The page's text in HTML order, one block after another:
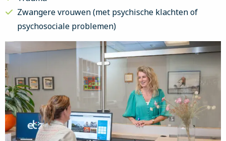
Zwangere vrouwen (met psychische klachten of
psychosociale problemen)